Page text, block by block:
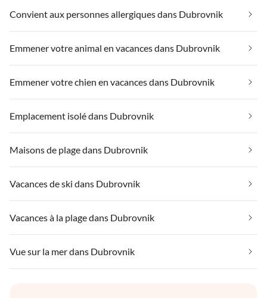
Convient aux personnes allergiques dans Dubrovnik
Emmener votre animal en vacances dans Dubrovnik
Emmener votre chien en vacances dans Dubrovnik
Emplacement isolé dans Dubrovnik
Maisons de plage dans Dubrovnik
Vacances de ski dans Dubrovnik
Vacances à la plage dans Dubrovnik
Vue sur la mer dans Dubrovnik